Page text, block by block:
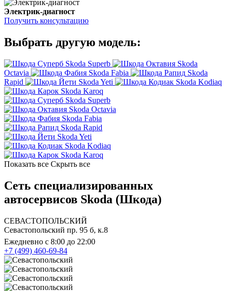
Электрик-диагност
Получить консультацию
Выбрать другую модель:
Skoda Superb
Skoda
Octavia
Skoda Fabia
Skoda
Rapid
Skoda Yeti
Skoda Kodiaq
Skoda Karoq
Skoda Superb
Skoda Octavia
Skoda Fabia
Skoda Rapid
Skoda Yeti
Skoda Kodiaq
Skoda Karoq
Показать все Скрыть все
Сеть специализированных
автосервисов Skoda (Шкода)
СЕВАСТОПОЛЬСКИЙ
Севастопольский пр. 95 б, к.8
Ежедневно с 8:00 до 22:00
+7 (499) 460-69-84